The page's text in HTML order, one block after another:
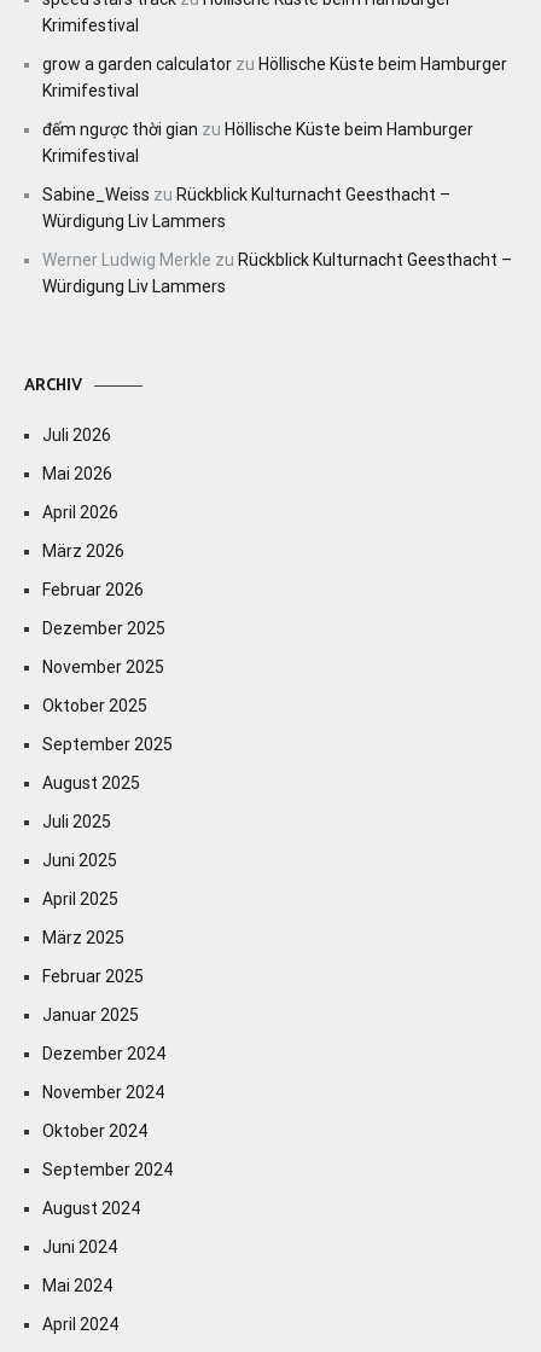
Krimifestival
grow a garden calculator zu Höllische Küste beim Hamburger
Krimifestival
đếm ngược thời gian zu Höllische Küste beim Hamburger
Krimifestival
Sabine_Weiss zu Rückblick Kulturnacht Geesthacht –
Würdigung Liv Lammers
Werner Ludwig Merkle zu Rückblick Kulturnacht Geesthacht –
Würdigung Liv Lammers
ARCHIV
Juli 2026
Mai 2026
April 2026
März 2026
Februar 2026
Dezember 2025
November 2025
Oktober 2025
September 2025
August 2025
Juli 2025
Juni 2025
April 2025
März 2025
Februar 2025
Januar 2025
Dezember 2024
November 2024
Oktober 2024
September 2024
August 2024
Juni 2024
Mai 2024
April 2024